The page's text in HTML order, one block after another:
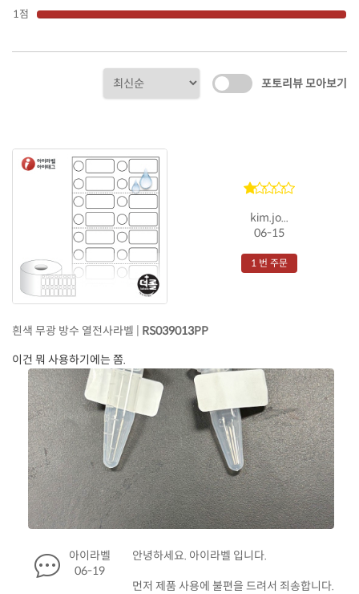
1점
포토리뷰 모아보기
kim.jo...
06-15
1 번 주문
흰색 무광 방수 열전사라벨 | RS039013PP
이건 뭐 사용하기에는 쫌.
아이라벨
06-19
안녕하세요. 아이라벨 입니다.
먼저 제품 사용에 불편을 드려서 죄송합니다.